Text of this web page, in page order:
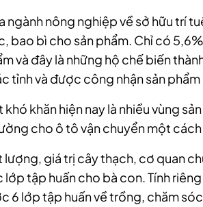
ngành nông nghiệp về sở hữu trí
bao bì cho sản phẩm. Chỉ có
và đây là những hộ chế biến
tỉnh và được công nhận sản
khăn hiện nay là nhiều vùng
cho ô tô vận chuyển một cách
giá trị cây thạch, cơ quan
lớp tập huấn cho bà con. Tính
6 lớp tập huấn về trồng, chăm